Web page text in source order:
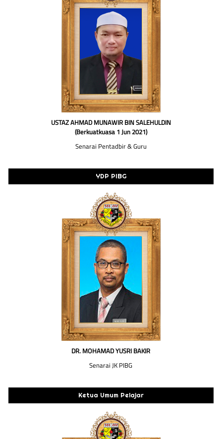
USTAZ AHMAD MUNAWIR BIN SALEHULDIN
(Berkuatkuasa 1 Jun 2021)
Senarai Pentadbir & Guru
YDP PIBG
DR. MOHAMAD YUSRI BAKIR
Senarai JK PIBG
Ketua Umum Pelajar